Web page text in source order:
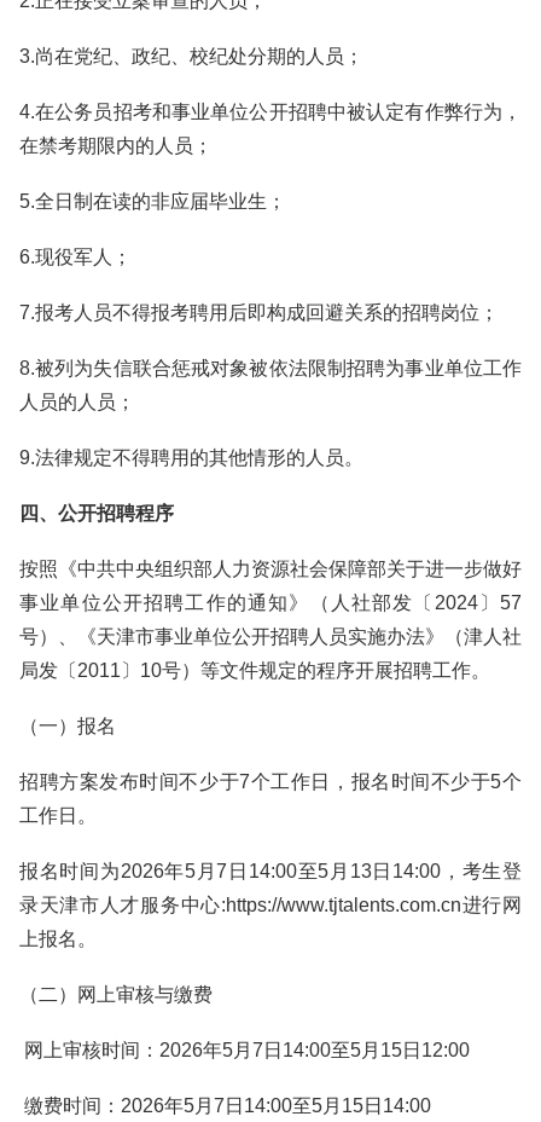
3.尚在党纪、政纪、校纪处分期的人员；
4.在公务员招考和事业单位公开招聘中被认定有作弊行为，
在禁考期限内的人员；
5.全日制在读的非应届毕业生；
6.现役军人；
7.报考人员不得报考聘用后即构成回避关系的招聘岗位；
8.被列为失信联合惩戒对象被依法限制招聘为事业单位工作
人员的人员；
9.法律规定不得聘用的其他情形的人员。
四、公开招聘程序
按照《中共中央组织部人力资源社会保障部关于进一步做好
事业单位公开招聘工作的通知》（人社部发〔2024〕57
号）、《天津市事业单位公开招聘人员实施办法》（津人社
局发〔2011〕10号）等文件规定的程序开展招聘工作。
（一）报名
招聘方案发布时间不少于7个工作日，报名时间不少于5个
工作日。
报名时间为2026年5月7日14:00至5月13日14:00，考生登
录天津市人才服务中心:https://www.tjtalents.com.cn进行网
上报名。
（二）网上审核与缴费
网上审核时间：2026年5月7日14:00至5月15日12:00
缴费时间：2026年5月7日14:00至5月15日14:00